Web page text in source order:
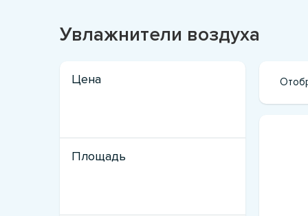
Увлажнители воздуха
Цена
Площадь